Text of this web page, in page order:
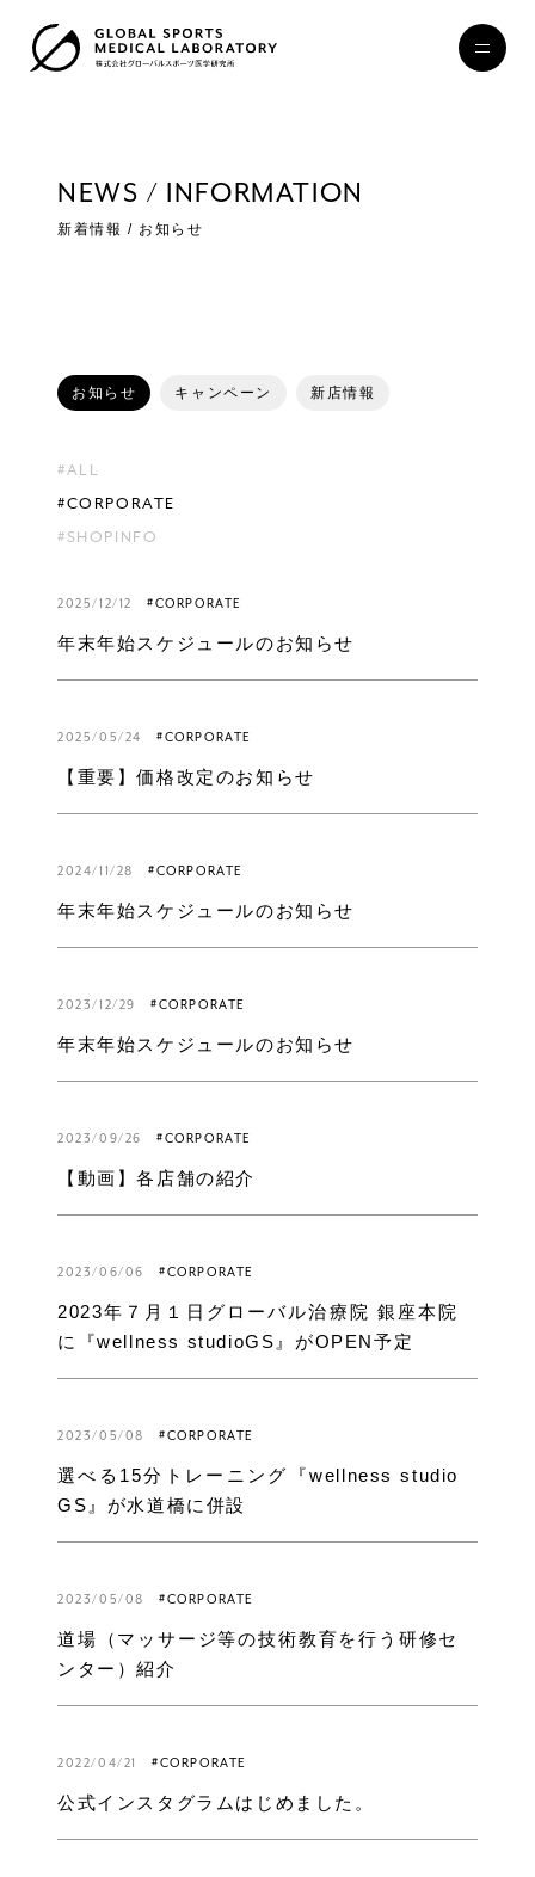
NEWS / INFORMATION
新着情報 / お知らせ
お知らせ キャンペーン 新店情報
#ALL
#CORPORATE
#SHOPINFO
2025/12/12 #CORPORATE
年末年始スケジュールのお知らせ
2025/05/24 #CORPORATE
【重要】価格改定のお知らせ
2024/11/28 #CORPORATE
年末年始スケジュールのお知らせ
2023/12/29 #CORPORATE
年末年始スケジュールのお知らせ
2023/09/26 #CORPORATE
【動画】各店舗の紹介
2023/06/06 #CORPORATE
2023年７月１日グローバル治療院 銀座本院
に『wellness studioGS』がOPEN予定
2023/05/08 #CORPORATE
選べる15分トレーニング『wellness studio
GS』が水道橋に併設
2023/05/08 #CORPORATE
道場（マッサージ等の技術教育を行う研修セ
ンター）紹介
2022/04/21 #CORPORATE
公式インスタグラムはじめました。